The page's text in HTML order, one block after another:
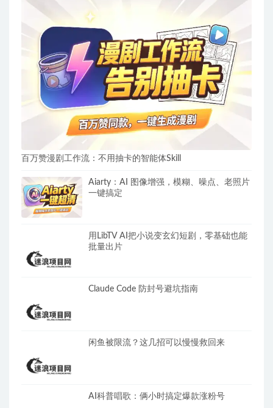
百万赞漫剧工作流：不用抽卡的智能体Skill
Aiarty：AI 图像增强，模糊、噪点、老照片
一键搞定
用LibTV AI把小说变玄幻短剧，零基础也能
批量出片
Claude Code 防封号避坑指南
闲鱼被限流？这几招可以慢慢救回来
AI科普唱歌：俩小时搞定爆款涨粉号